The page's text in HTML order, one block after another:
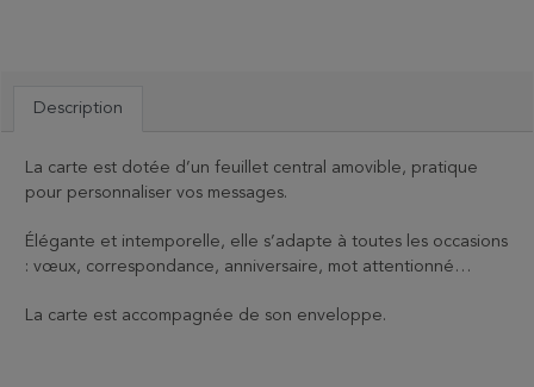
Description
La carte est dotée d’un feuillet central amovible, pratique
pour personnaliser vos messages.
Élégante et intemporelle, elle s’adapte à toutes les occasions
: vœux, correspondance, anniversaire, mot attentionné…
La carte est accompagnée de son enveloppe.